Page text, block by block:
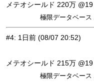
メテオシールド 220万
極限データベー
#4: 1日前 (08/07 20:52)
メテオシールド 215万
極限データベー